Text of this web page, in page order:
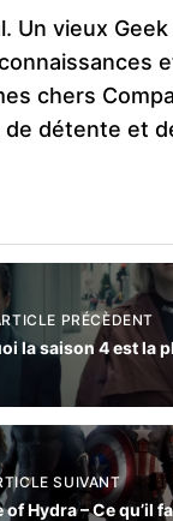
Un vieux Geek
chers
de détente et
PRÉCÈDENT
la saison 4 est la
SUIVANT
of Hydra – Ce qu’il